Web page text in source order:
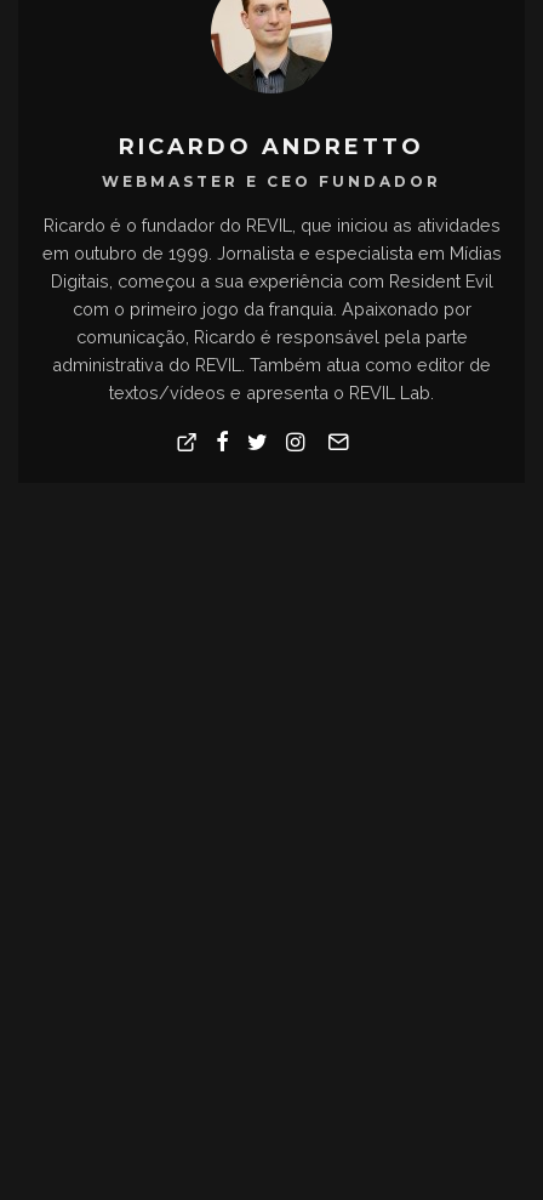
RICARDO ANDRETTO
WEBMASTER E CEO FUNDADOR
Ricardo é o fundador do REVIL, que iniciou as atividades
em outubro de 1999. Jornalista e especialista em Mídias
Digitais, começou a sua experiência com Resident Evil
com o primeiro jogo da franquia. Apaixonado por
comunicação, Ricardo é responsável pela parte
administrativa do REVIL. Também atua como editor de
textos/vídeos e apresenta o REVIL Lab.